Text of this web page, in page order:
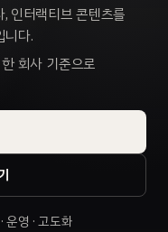
인터랙티브 콘텐츠를
니다.
회사 기준으로
운영 · 고도화